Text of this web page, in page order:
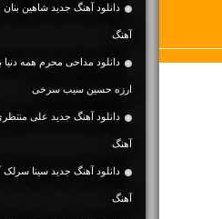
آهنگ
دانلود مداحی محرم همه
ارزه حسین سیب سرخی
آهنگ
آهنگ